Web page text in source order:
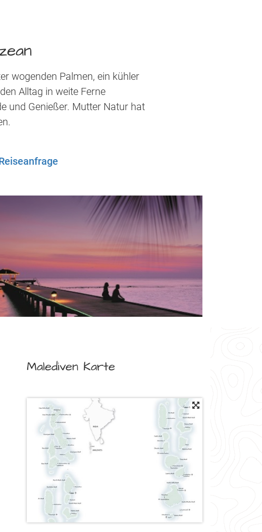
wogenden Palmen, ein kühler
Alltag in weite Ferne
und Genießer. Mutter Natur hat
Malediven Karte